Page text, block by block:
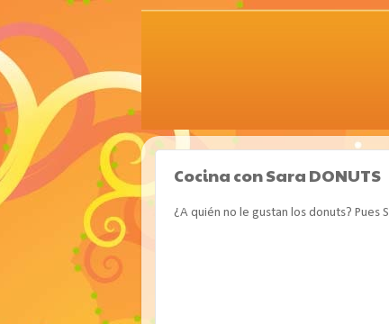
Cocina con Sara DONUTS
¿A quién no le gustan los donuts? Pues